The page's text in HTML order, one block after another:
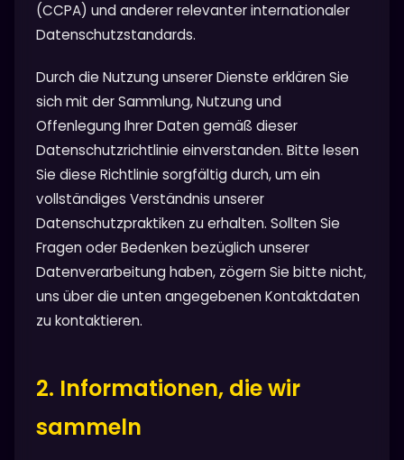
(CCPA) und anderer relevanter internationaler
Datenschutzstandards.
Durch die Nutzung unserer Dienste erklären Sie
sich mit der Sammlung, Nutzung und
Offenlegung Ihrer Daten gemäß dieser
Datenschutzrichtlinie einverstanden. Bitte lesen
Sie diese Richtlinie sorgfältig durch, um ein
vollständiges Verständnis unserer
Datenschutzpraktiken zu erhalten. Sollten Sie
Fragen oder Bedenken bezüglich unserer
Datenverarbeitung haben, zögern Sie bitte nicht,
uns über die unten angegebenen Kontaktdaten
zu kontaktieren.
2. Informationen, die wir
sammeln